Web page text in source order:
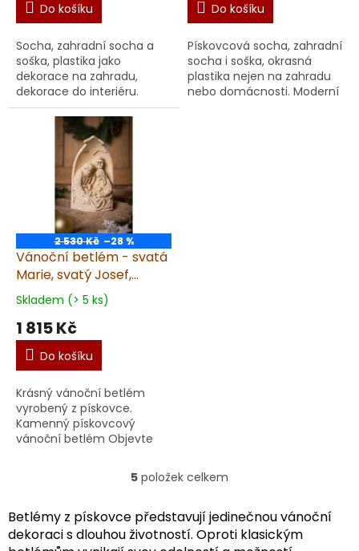
Do košíku
Socha, zahradní socha a
soška, plastika jako
dekorace na zahradu,
dekorace do interiéru.
Prémiová socha Vánočního
betlému Prémiová vánoční
dekorace, socha
Vánočního ...
Do košíku
Pískovcová socha, zahradní
socha i soška, okrasná
plastika nejen na zahradu
nebo domácnosti. Moderní
2 530 Kč –28 %
Vánoční betlém - svatá
Marie, svatý Josef,
Ježíšek, kamenný, výška
27cm, pískovec
Skladem (> 5 ks)
1 815 Kč
Do košíku
Krásný vánoční betlém
vyrobený z pískovce.
Kamenný pískovcový
vánoční betlém Objevte
"Vánoční betlém - Ježíšek"
O
l
á
d
5 položek celkem
Betlémy z pískovce představují jedinečnou vánoční
dekoraci s dlouhou životností. Oproti klasickým